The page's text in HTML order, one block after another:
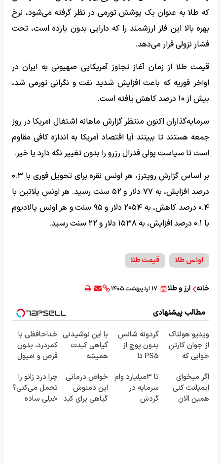
که طلا به عنوان یک پوشش تورمی در نظر گرفته می‌شود، نرخ
بهره بالا این فلز ارزشمند را که دارایی بدون بازده است، تحت
فشار نزولی قرار می‌دهد.
قیمت طلا از زمان آغاز تجاوز آمریکایی صهیونی به ایران در
اواخر فوریه که باعث افزایش شدید نفت و نگرانی تورمی شد،
بیش از ۱۰ درصد کاهش یافته است.
سرمایه‌گذاران اکنون منتظر گزارش ماهانه اشتغال آمریکا در روز
جمعه هستند تا ببینند آیا اقتصاد آمریکا به اندازه کافی مقاوم
است تا سیاست پولی فدرال رزرو را بدون تغییر نگه دارد یا خیر.
بر اساس گزارش رویترز، هر اونس نقره برای تحویل فوری با ۰.۳
درصد افزایش، به ۷۷ دلار و ۵۲ سنت رسید. هر اونس پلاتین با
۰.۴ درصد کاهش، به ۲۰۵۴ دلار و ۹۵ سنت و هر اونس پالادیوم
با ۰.۱ درصد افزایش، به ۱۵۳۸ دلار و ۲۲ سنت رسید.
اونس طلا قیمت طلا
خانه ارز و طلا ۱۷ اردیبهشت ۱۴۰۵
مطالب پیشنهادی
ویدیو هولناک
از جوان کارتن
خوابی که
آموزش رایگان
گردونه شانس
بدون پوچ از
PS5 تا
کوین 🔥
با این نوشیدنی
گیاهی کبدت
همیشه
خداحافظی با
کمردرد، بدون
قرص و آمپول
اگر میخوای
ایمپلنت کنی
همین الان
تا 3میلیارد وام
سرمایه در
گردش
خواص درمانی
این دمنوش
گیاهی برای کبد
چرا درد زانو را
تحمل می‌کنی؟
خیلی ساده